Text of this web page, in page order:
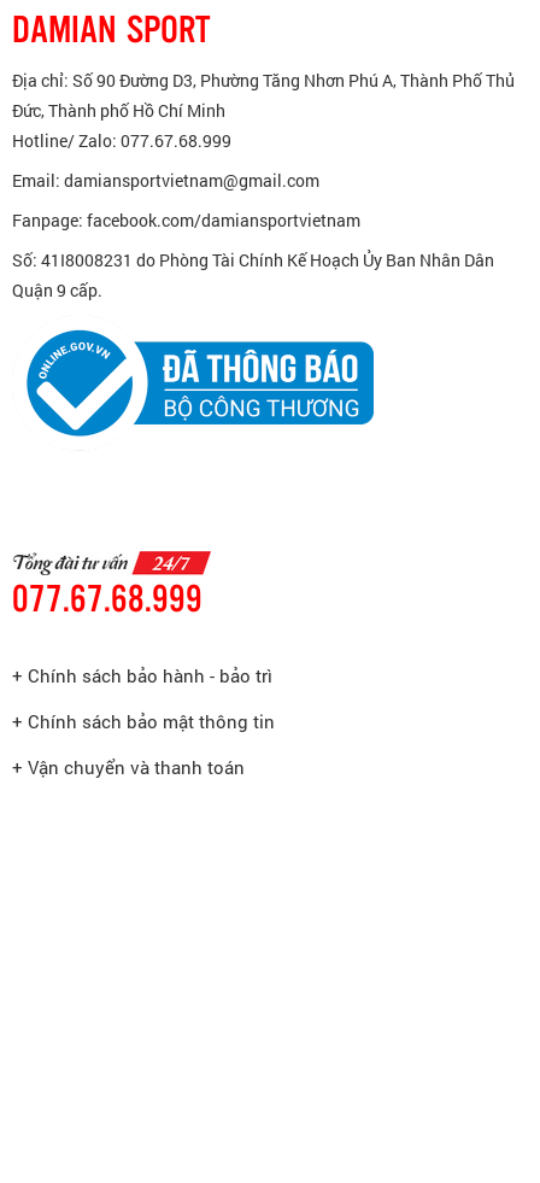
DAMIAN SPORT
Địa chỉ: Số 90 Đường D3, Phường Tăng Nhơn Phú A, Thành Phố Thủ
Đức, Thành phố Hồ Chí Minh
Hotline/ Zalo: 077.67.68.999
Email: damiansportvietnam@gmail.com
Fanpage: facebook.com/damiansportvietnam
Số: 41I8008231 do Phòng Tài Chính Kế Hoạch Ủy Ban Nhân Dân
Quận 9 cấp.
077.67.68.999
+ Chính sách bảo hành - bảo trì
+ Chính sách bảo mật thông tin
+ Vận chuyển và thanh toán